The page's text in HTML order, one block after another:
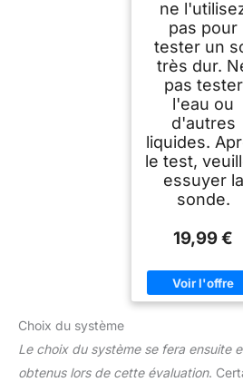
ne
pas pour
tester un
très dur.
pas tester
l'eau ou
d'autres
liquides.
le test,
essuyer la
sonde.
19,99 €
Choix du système
Le choix du système se fera ensuite
obtenus lors de cette évaluation.